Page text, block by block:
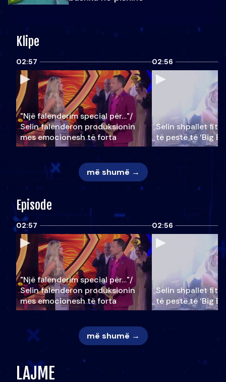
Klipe
02:57
"Një falenderim special për…"/
Selin falënderon produksionin
mes emocionesh të forta
02:56
Selin shpallet
të pestë të ‘Big
më shumë →
Episode
02:57
"Një falenderim special për…"/
Selin falënderon produksionin
mes emocionesh të forta
02:56
Selin shpallet
të pestë të ‘Big
më shumë →
LAJME